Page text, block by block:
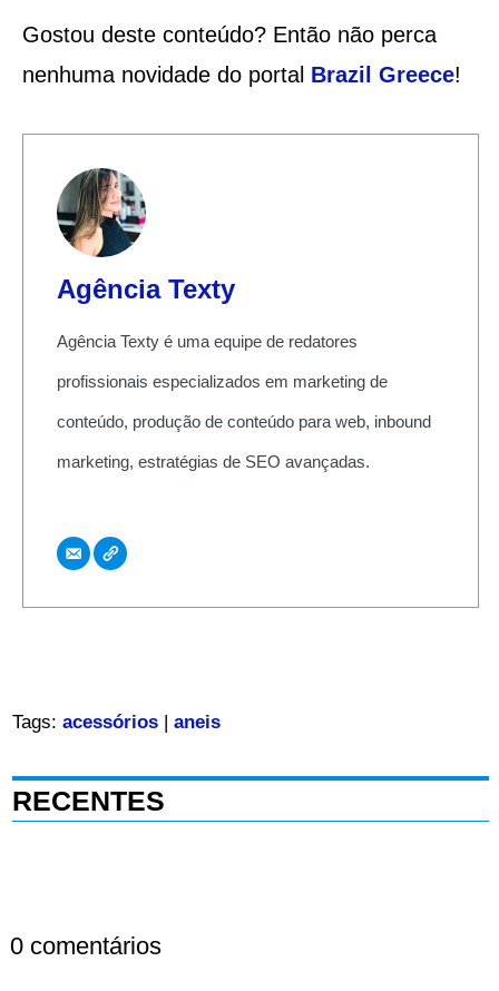
Gostou deste conteúdo? Então não perca
nenhuma novidade do portal Brazil Greece!
Agência Texty
Agência Texty é uma equipe de redatores
profissionais especializados em marketing de
conteúdo, produção de conteúdo para web, inbound
marketing, estratégias de SEO avançadas.
Tags: acessórios| aneis
RECENTES
0 comentários